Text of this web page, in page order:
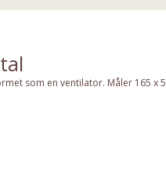
som en ventilator. Måler 165 x